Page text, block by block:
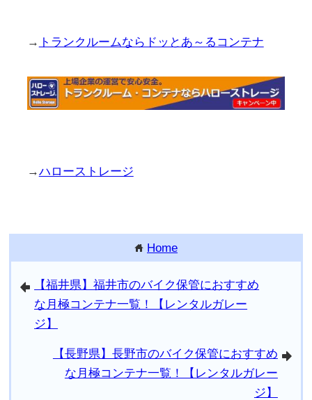
→ トランクルームならドッとあ～るコンテナ
→ハローストレージ
home Home
arrowleft
【福井県】福井市のバイク保管におすすめ
な月極コンテナ一覧！【レンタルガレー
ジ】
arrowright
【長野県】長野市のバイク保管におすすめ
な月極コンテナ一覧！【レンタルガレー
ジ】